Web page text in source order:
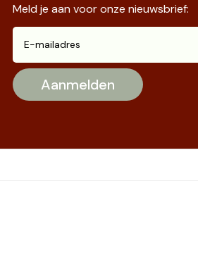
Meld je aan voor onze nieuwsbrief: